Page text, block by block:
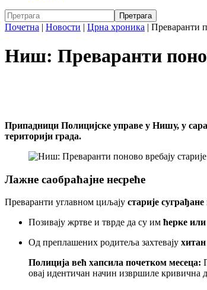
Почетна | Новости | Црна хроника | Преваранти
Ниш: Преваранти
Припадници Полицијске управе у Нишу, у
територији града.
Лажне саобраћајне несреће
Преваранти углавном циљају старије суграђане
Позивају жртве и тврде да су им ћерке
Од преплашених родитеља захтевају
Полиција већ хапсила почетком месеца:
овај идентичан начин извршиле кривична